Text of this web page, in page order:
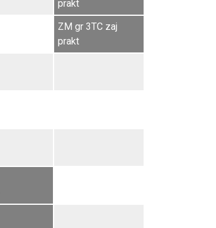
prakt
ZM gr 3TC zaj
prakt